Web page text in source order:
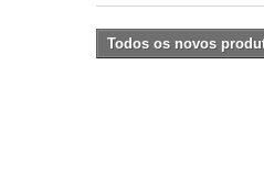
Todos os novos